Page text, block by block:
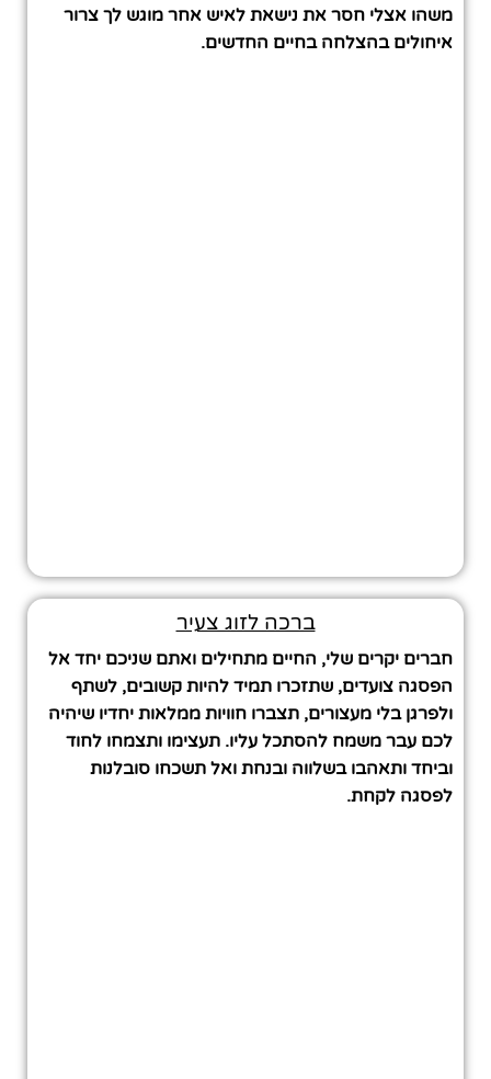
משהו אצלי חסר את נישאת לאיש אחר מוגש לך צרור
איחולים בהצלחה בחיים החדשים.
ברכה לזוג צעיר
חברים יקרים שלי, החיים מתחילים ואתם שניכם יחד אל
הפסגה צועדים, שתזכרו תמיד להיות קשובים, לשתף
ולפרגן בלי מעצורים, תצברו חוויות ממלאות יחדיו שיהיה
לכם עבר משמח להסתכל עליו. תעצימו ותצמחו לחוד
וביחד ותאהבו בשלווה ובנחת ואל תשכחו סובלנות
לפסגה לקחת.